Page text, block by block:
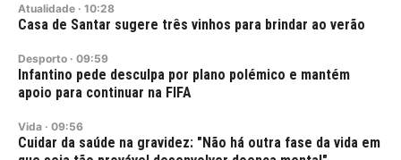
Atualidade · 10:28
Casa de Santar sugere três vinhos para brindar ao verão
Desporto · 09:59
Infantino pede desculpa por plano polémico e mantém
apoio para continuar na FIFA
Vida · 09:56
Cuidar da saúde na gravidez: "Não há outra fase da vida em